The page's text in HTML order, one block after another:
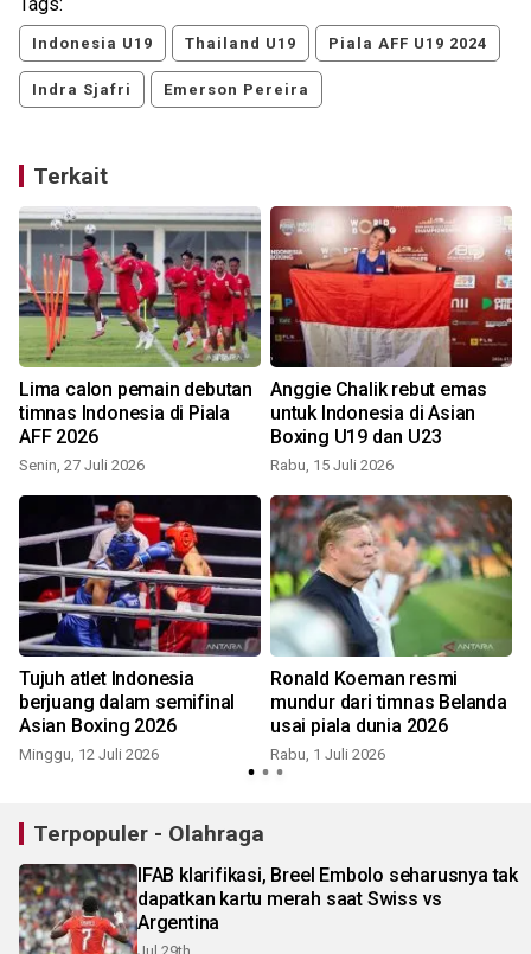
Indonesia U19 Thailand U19 Piala AFF U19 2024
Indra Sjafri Emerson Pereira
Terkait
Lima calon pemain debutan
timnas Indonesia di Piala
AFF 2026
Senin, 27 Juli 2026
Anggie Chalik rebut emas
untuk Indonesia di Asian
Boxing U19 dan U23
Rabu, 15 Juli 2026
Tujuh atlet Indonesia
berjuang dalam semifinal
Asian Boxing 2026
Minggu, 12 Juli 2026
Ronald Koeman resmi
mundur dari timnas Belanda
usai piala dunia 2026
Rabu, 1 Juli 2026
Terpopuler - Olahraga
IFAB klarifikasi, Breel Embolo seharusnya tak
dapatkan kartu merah saat Swiss vs
Argentina